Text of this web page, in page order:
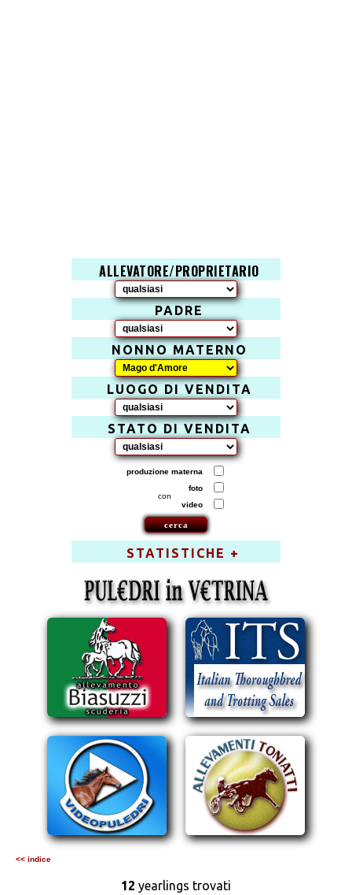
ALLEVATORE/PROPRIETARIO
PADRE
NONNO MATERNO
LUOGO DI VENDITA
STATO DI VENDITA
produzione materna
con
foto
video
STATISTICHE +
<< indice
12 yearlings trovati